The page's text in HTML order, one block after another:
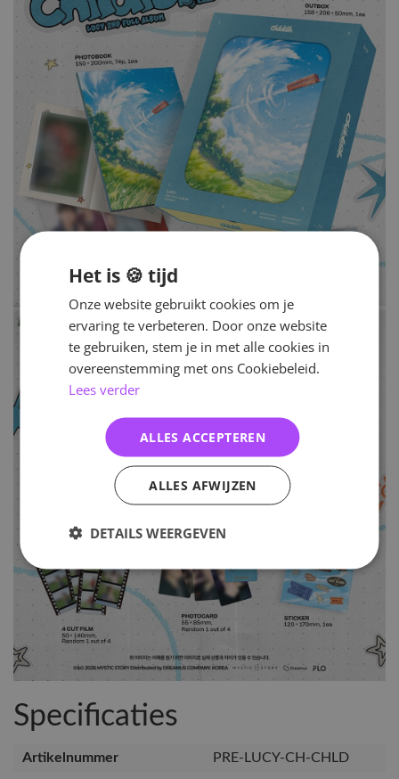
Specificaties
Artikelnummer
PRE-LUCY-CH-CHLD
Het is 🍪 tijd
Onze website gebruikt cookies om je
ervaring te verbeteren. Door onze website
te gebruiken, stem je in met alle cookies in
overeenstemming met ons Cookiebeleid.
Lees verder
ALLES ACCEPTEREN
ALLES AFWIJZEN
DETAILS WEERGEVEN